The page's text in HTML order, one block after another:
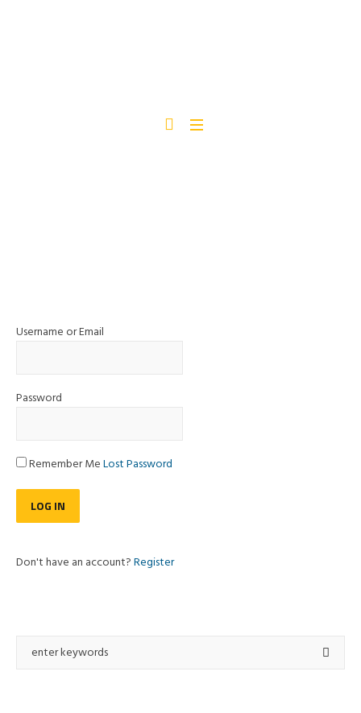
Username or Email
Password
Remember MeLost Password
Don't have an account?Register